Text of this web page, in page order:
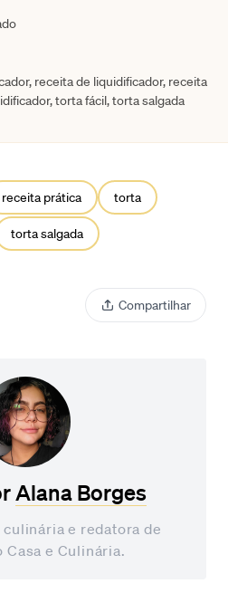
receita de liquidificador, receita
torta fácil, torta salgada
receita prática torta
torta salgada
Compartilhar
Alana Borges
e redatora de
Casa e Culinária.